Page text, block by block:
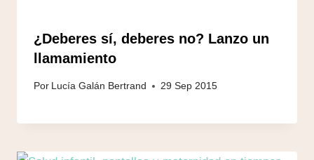
¿Deberes sí, deberes no? Lanzo un
llamamiento
Por Lucía Galán Bertrand 29 Sep 2015